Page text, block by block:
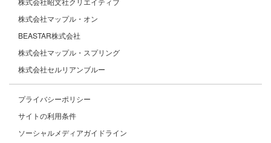
株式会社マップル・オン
BEASTAR株式会社
株式会社マップル・スプリング
株式会社セルリアンブルー
プライバシーポリシー
サイトの利用条件
ソーシャルメディアガイドライン